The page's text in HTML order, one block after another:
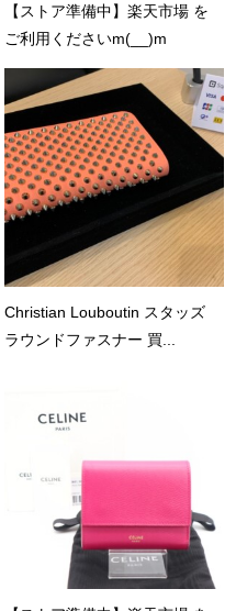
【ストア準備中】楽天市場 を
ご利用くださいm(__)m
Christian Louboutin スタッズ
ラウンドファスナー 買...